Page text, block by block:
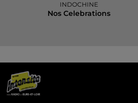
INDOCHINE
Nos Celebrations